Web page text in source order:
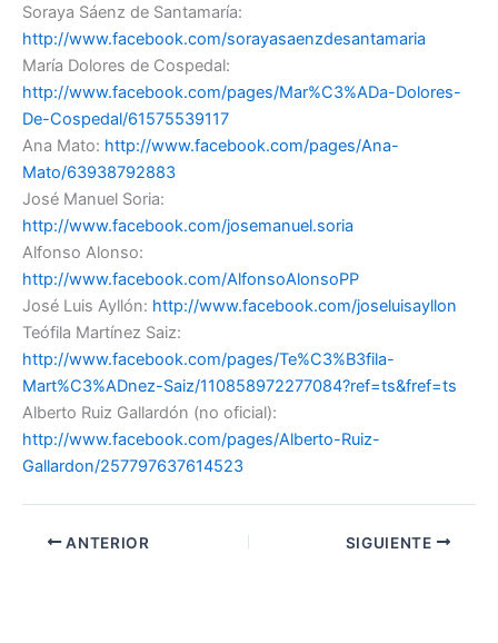
Soraya Sáenz de Santamaría:
http://www.facebook.com/sorayasaenzdesantamaria
María Dolores de Cospedal:
http://www.facebook.com/pages/Mar%C3%ADa-Dolores-
De-Cospedal/61575539117
Ana Mato: http://www.facebook.com/pages/Ana-
Mato/63938792883
José Manuel Soria:
http://www.facebook.com/josemanuel.soria
Alfonso Alonso:
http://www.facebook.com/AlfonsoAlonsoPP
José Luis Ayllón: http://www.facebook.com/joseluisayllon
Teófila Martínez Saiz:
http://www.facebook.com/pages/Te%C3%B3fila-
Mart%C3%ADnez-Saiz/110858972277084?ref=ts&fref=ts
Alberto Ruiz Gallardón (no oficial):
http://www.facebook.com/pages/Alberto-Ruiz-
Gallardon/257797637614523
ANTERIOR SIGUIENTE